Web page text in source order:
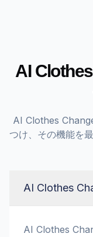
AI
AI Clothes
つけ、その機能を
AI Clothes
AI Clothes